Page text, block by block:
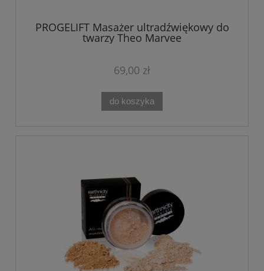
PROGELIFT Masażer ultradźwiękowy do
twarzy Theo Marvee
69,00 zł
do koszyka